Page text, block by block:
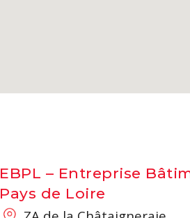
EBPL – Entreprise
Pays de Loire